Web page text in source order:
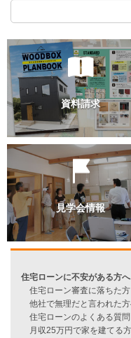
過去のブログ（月別）